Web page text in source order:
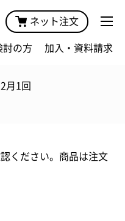
ネット注文
討の方 加入・資料請求
月1回
ください。商品は注文